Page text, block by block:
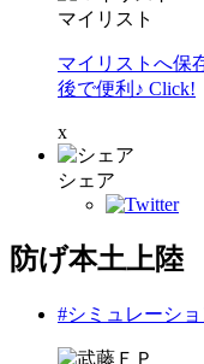
マイリスト
マイリストへ保
後で便利♪ Click!
x
シェア
防げ本土上
#シミュレーシ